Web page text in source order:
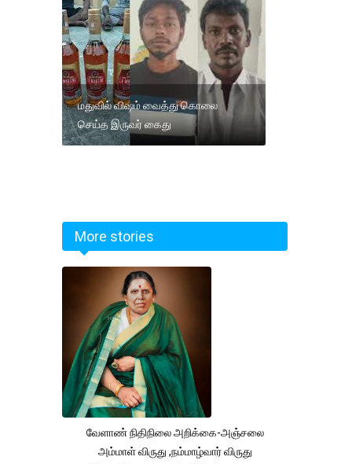
மதுவில் விஷம் வைத்து கொலை
செய்த இருவர் கைது
More stories
வேளாண் நிதிநிலை அறிக்கை-அஞ்சலை
அம்மாள் விருது ,நம்மாழ்வார் விருது